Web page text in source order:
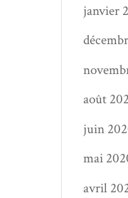
janvier
août
juin
mai
avril